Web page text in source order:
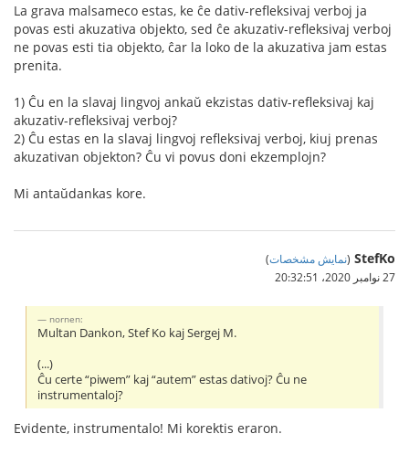
La grava malsameco estas, ke ĉe dativ-refleksivaj verboj ja
povas esti akuzativa objekto, sed ĉe akuzativ-refleksivaj verboj
ne povas esti tia objekto, ĉar la loko de la akuzativa jam estas
prenita.
1) Ĉu en la slavaj lingvoj ankaŭ ekzistas dativ-refleksivaj kaj
akuzativ-refleksivaj verboj?
2) Ĉu estas en la slavaj lingvoj refleksivaj verboj, kiuj prenas
akuzativan objekton? Ĉu vi povus doni ekzemplojn?
Mi antaŭdankas kore.
StefKo
(نمایش مشخصات)
27 نوامبر 2020،‏ 20:32:51
nornen:
Multan Dankon, Stef Ko kaj Sergej M.
(...)
Ĉu certe “piwem” kaj “autem” estas dativoj? Ĉu ne
instrumentaloj?
Evidente, instrumentalo! Mi korektis eraron.